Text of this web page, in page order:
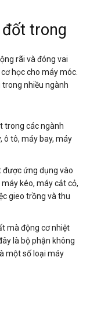
trong
rãi và đóng vai
học cho máy móc.
nhiều ngành
trong các ngành
ô tô, máy bay, máy
được ứng dụng vào
kéo, máy cắt cỏ,
gieo trồng và thu
mà động cơ nhiệt
là bộ phận không
một số loại máy